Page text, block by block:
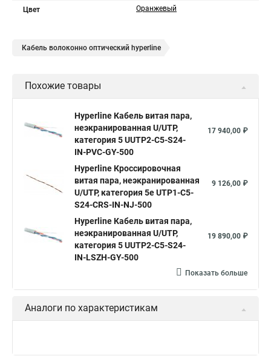
Цвет Оранжевый
Кабель волоконно оптический hyperline
Похожие товары
Hyperline Кабель витая пара,
неэкранированная U/UTP,
категория 5 UUTP2-C5-S24-
IN-PVC-GY-500
17 940,00 ₽
Hyperline Кроссировочная
витая пара, неэкранированная
U/UTP, категория 5e UTP1-C5-
S24-CRS-IN-NJ-500
9 126,00 ₽
Hyperline Кабель витая пара,
неэкранированная U/UTP,
категория 5 UUTP2-C5-S24-
IN-LSZH-GY-500
19 890,00 ₽
Показать больше
Аналоги по характеристикам